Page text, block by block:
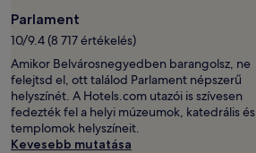
Parlament
10/9.4 (8 717 értékelés)
Amikor Belvárosnegyedben barangolsz, ne
felejtsd el, ott találod Parlament népszerű
helyszínét. A Hotels.com utazói is szívesen
fedezték fel a helyi múzeumok, katedrális és
templomok helyszíneit.
Kevesebb mutatása